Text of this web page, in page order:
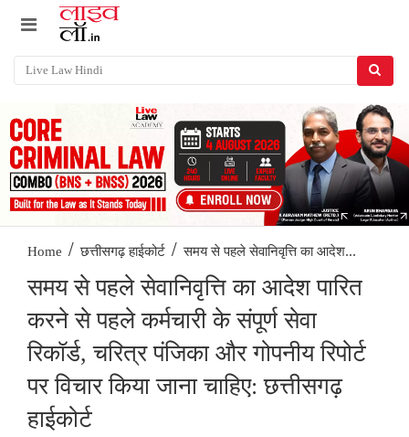
Home / छत्तीसगढ़ हाईकोर्ट / समय से पहले सेवानिवृत्ति का आदेश...
समय से पहले सेवानिवृत्ति का आदेश पारित
करने से पहले कर्मचारी के संपूर्ण सेवा
रिकॉर्ड, चरित्र पंजिका और गोपनीय रिपोर्ट
पर विचार किया जाना चाहिए: छत्तीसगढ़
हाईकोर्ट